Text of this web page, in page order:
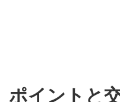
ポイントと